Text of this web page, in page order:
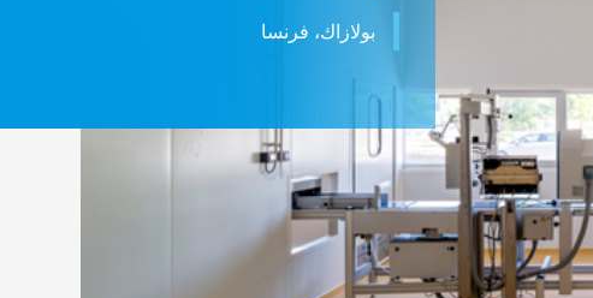
بولازاك، فرنسا